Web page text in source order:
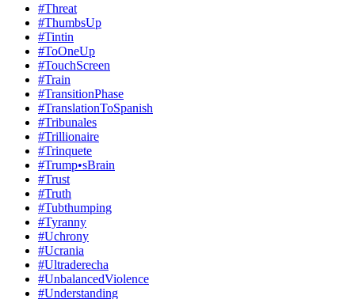
#Threat
#ThumbsUp
#Tintin
#ToOneUp
#TouchScreen
#Train
#TransitionPhase
#TranslationToSpanish
#Tribunales
#Trillionaire
#Trinquete
#Trump•sBrain
#Trust
#Truth
#Tubthumping
#Tyranny
#Uchrony
#Ucrania
#Ultraderecha
#UnbalancedViolence
#Understanding